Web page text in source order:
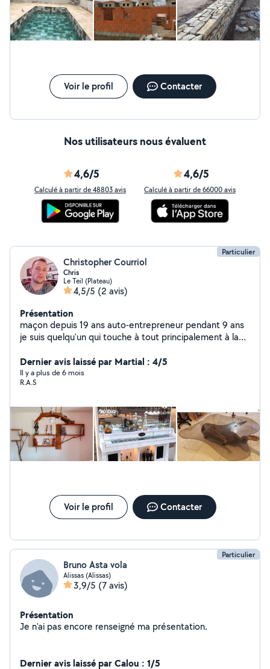
Voir le profil Contacter
Nos utilisateurs nous évaluent
4,6/5
Calculé à partir de 48803 avis
4,6/5
Calculé à partir de 66000 avis
Particulier
Christopher Courriol
Chris
Le Teil (Plateau)
4,5/5 (2 avis)
Présentation
maçon depuis 19 ans auto-entrepreneur pendant 9 ans
je suis quelqu'un qui touche à tout principalement à la
des meubles en bois de a à z : table basse / luminaire /
lustre / étagère / salon de jardin en palette tout est
unique et sur mesure (n'hésitez pas à me contacter
électroménager sèche-linge / lave-linge / four (à voir
selon la panne) etc ...
Dernier avis laissé par Martial : 4/5
Il y a plus de 6 mois
R.A.S
Voir le profil Contacter
Particulier
Bruno Asta vola
Alissas (Alissas)
3,9/5 (7 avis)
Présentation
Je n'ai pas encore renseigné ma présentation.
Dernier avis laissé par Calou : 1/5